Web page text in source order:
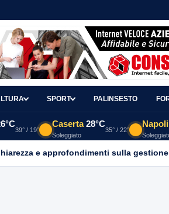
SPORT PALINSESTO
39° / 19°
Caserta 28°C
Soleggiato
35° / 22°
Napoli
e approfondimenti sulla